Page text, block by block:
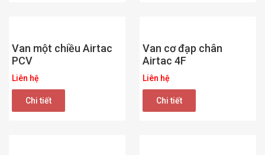
Van một chiều Airtac
PCV
Liên hệ
Chi tiết
Van cơ đạp chân
Airtac 4F
Liên hệ
Chi tiết